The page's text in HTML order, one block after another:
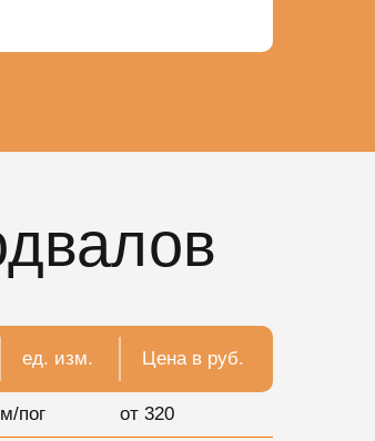
ед. изм. Цена в руб.
м/пог от 320